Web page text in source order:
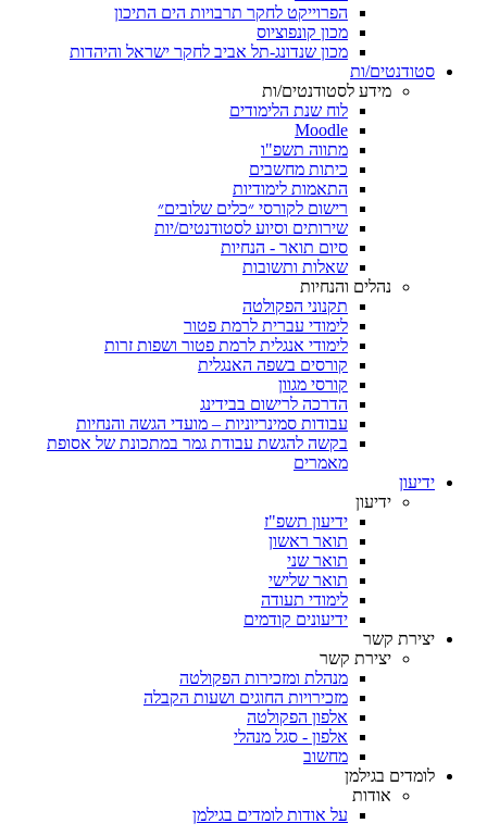
הפרוייקט לחקר תרבויות הים התיכון
מכון קונפוציוס
מכון שנדונג-תל אביב לחקר ישראל והיהדות
סטודנטים/ות
מידע לסטודנטים/ות
לוח שנת הלימודים
Moodle
מתווה תשפ"ו
כיתות מחשבים
התאמות לימודיות
רישום לקורסי ״כלים שלובים״
שירותים וסיוע לסטודנטים/יות
סיום תואר - הנחיות
שאלות ותשובות
נהלים והנחיות
תקנוני הפקולטה
לימודי עברית לרמת פטור
לימודי אנגלית לרמת פטור ושפות זרות
קורסים בשפה האנגלית
קורסי מגוון
הדרכה לרישום בבידינג
עבודות סמינריוניות – מועדי הגשה והנחיות
בקשה להגשת עבודת גמר במתכונת של אסופת
מאמרים
ידיעון
ידיעון
ידיעון תשפ"ז
תואר ראשון
תואר שני
תואר שלישי
לימודי תעודה
ידיעונים קודמים
יצירת קשר
יצירת קשר
מנהלת ומזכירות הפקולטה
מזכירויות החוגים ושעות הקבלה
אלפון הפקולטה
אלפון - סגל מנהלי
מחשוב
לומדים בגילמן
אודות
על אודות לומדים בגילמן